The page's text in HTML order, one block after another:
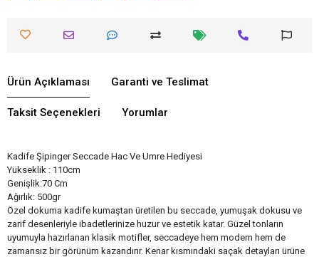
Ürün Açıklaması Garanti ve Teslimat
Taksit Seçenekleri Yorumlar
Kadife Şipinger Seccade Hac Ve Umre Hediyesi
Yükseklik : 110cm
Genişlik:70 Cm
Ağırlık: 500gr
Özel dokuma kadife kumaştan üretilen bu seccade, yumuşak dokusu ve
zarif desenleriyle ibadetlerinize huzur ve estetik katar. Güzel tonların
uyumuyla hazırlanan klasik motifler, seccadeye hem modern hem de
zamansız bir görünüm kazandırır. Kenar kısmındaki saçak detayları ürüne